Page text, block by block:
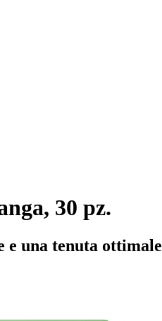
30 pz.
e una tenuta ottimale